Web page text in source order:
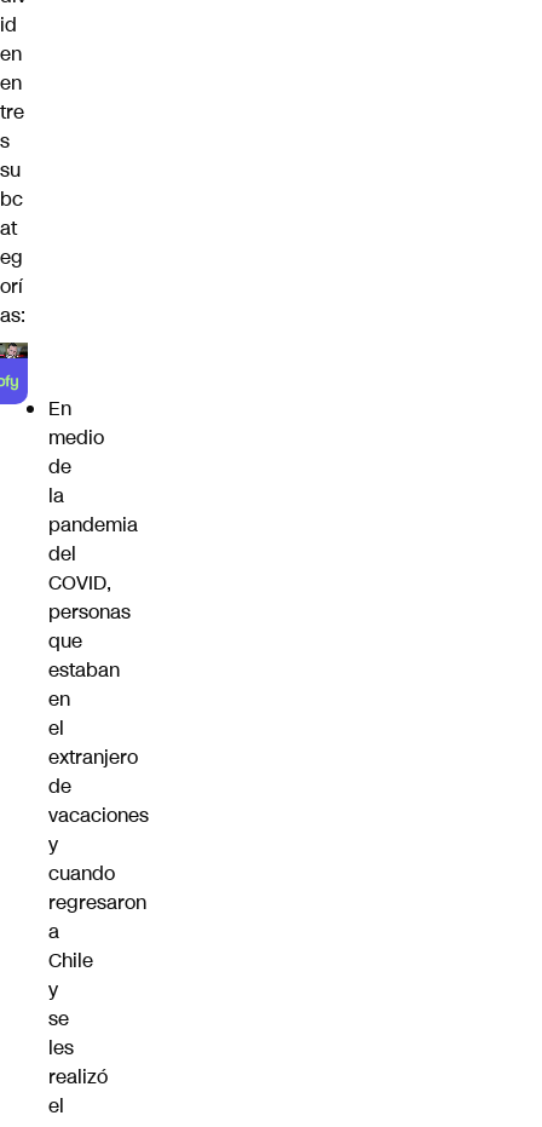
id
en
en
tre
s
su
bc
at
eg
orí
as:
En
medio
de
la
pandemia
del
COVID,
personas
que
estaban
en
el
extranjero
de
vacaciones
y
cuando
regresaron
a
Chile
y
se
les
realizó
el